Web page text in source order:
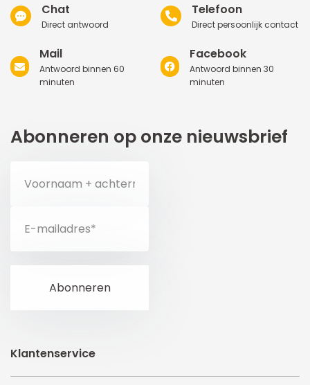
Chat
Direct antwoord
Telefoon
Direct persoonlijk contact
Mail
Antwoord binnen 60
minuten
Facebook
Antwoord binnen 30
minuten
Abonneren op onze nieuwsbrief
Klantenservice